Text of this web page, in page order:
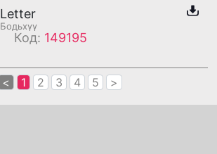
Letter
Бодьхүү
Код: 149195
< 1 2 3 4 5 >